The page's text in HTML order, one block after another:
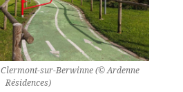
sur-Berwinne (© Ardenne
Résidences)